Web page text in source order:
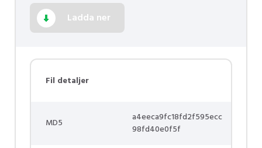
Ladda ner
Fil detaljer
MD5
a4eeca9fc18fd2f595ecc
98fd40e0f5f